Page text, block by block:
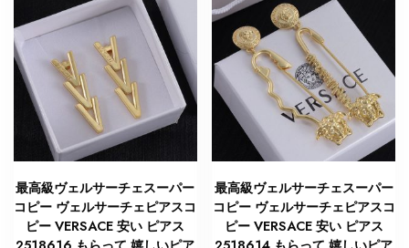
最高級ヴェルサーチェスーパー
コピー ヴェルサーチェピアスコ
ピー VERSACE 安い ピアス
最高級ヴェルサーチェスーパー
コピー ヴェルサーチェピアスコ
ピー VERSACE 安い ピアス